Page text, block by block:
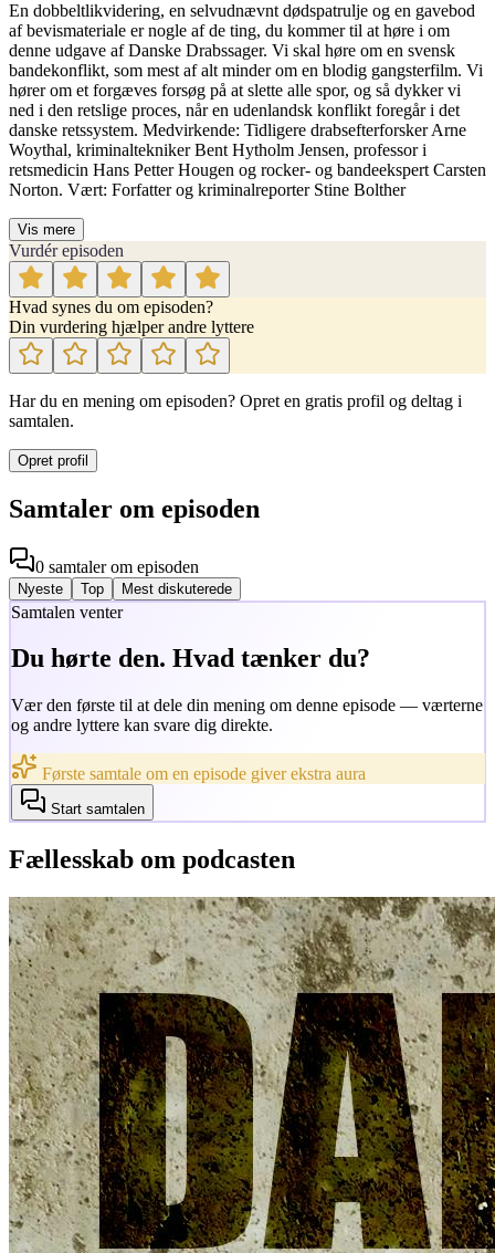
En dobbeltlikvidering, en selvudnævnt dødspatrulje og en gavebod
af bevismateriale er nogle af de ting, du kommer til at høre i om
denne udgave af Danske Drabssager. Vi skal høre om en svensk
bandekonflikt, som mest af alt minder om en blodig gangsterfilm. Vi
hører om et forgæves forsøg på at slette alle spor, og så dykker vi
ned i den retslige proces, når en udenlandsk konflikt foregår i det
danske retssystem. Medvirkende: Tidligere drabsefterforsker Arne
Woythal, kriminaltekniker Bent Hytholm Jensen, professor i
retsmedicin Hans Petter Hougen og rocker- og bandeekspert Carsten
Norton. Vært: Forfatter og kriminalreporter Stine Bolther
Vis mere
Vurdér episoden
Hvad synes du om episoden?
Din vurdering hjælper andre lyttere
Har du en mening om episoden? Opret en gratis profil og deltag i
samtalen.
Opret profil
Samtaler om episoden
0 samtalerom episoden
Nyeste Top Mest diskuterede
Samtalen venter
Du hørte den. Hvad tænker du?
Vær den første til at dele din mening om denne episode — værterne
og andre lyttere kan svare dig direkte.
Første samtale om en episode giver ekstra aura
Start samtalen
Fællesskab om podcasten